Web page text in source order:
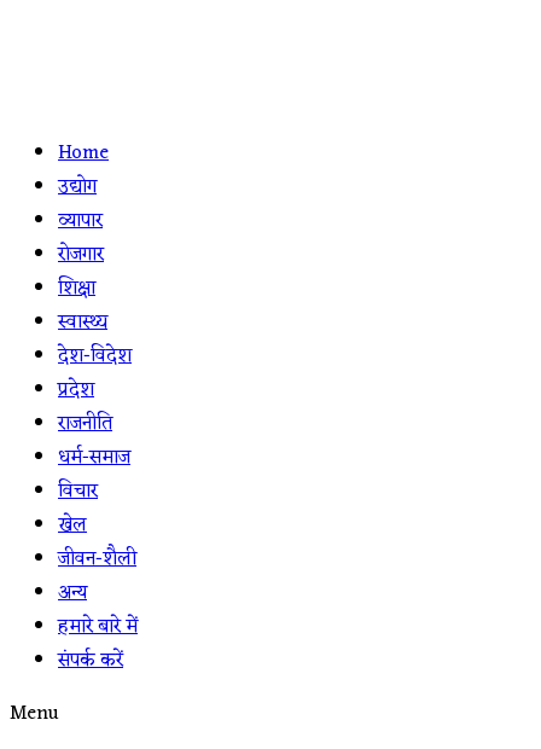
Home
उद्योग
व्यापार
रोजगार
शिक्षा
स्वास्थ्य
देश-विदेश
प्रदेश
राजनीति
धर्म-समाज
विचार
खेल
जीवन-शैली
अन्य
हमारे बारे में
संपर्क करें
Menu